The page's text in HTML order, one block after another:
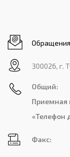
300026, г.
Общий:
Приемная
«Телефон
Факс: